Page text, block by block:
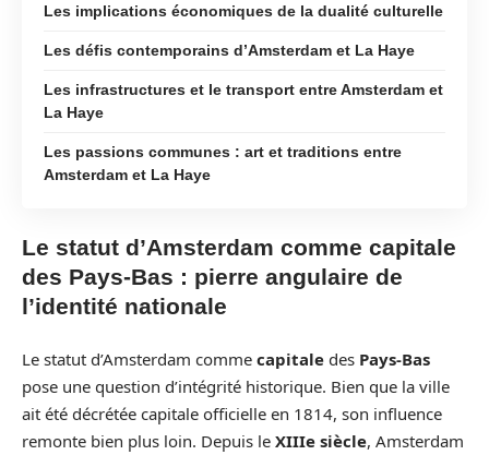
Les implications économiques de la dualité culturelle
Les défis contemporains d’Amsterdam et La Haye
Les infrastructures et le transport entre Amsterdam et
La Haye
Les passions communes : art et traditions entre
Amsterdam et La Haye
Le statut d’Amsterdam comme capitale
des Pays-Bas : pierre angulaire de
l’identité nationale
Le statut d’Amsterdam comme capitale des Pays-Bas
pose une question d’intégrité historique. Bien que la ville
ait été décrétée capitale officielle en 1814, son influence
remonte bien plus loin. Depuis le XIIIe siècle, Amsterdam